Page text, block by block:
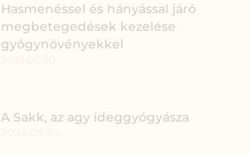
Hasmenéssel és hányással járó
megbetegedések kezelése
gyógynövényekkel
A Sakk, az agy ideggyógyásza